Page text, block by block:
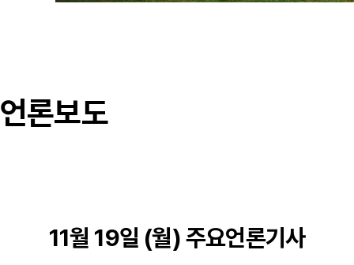
언론보도
11월 19일 (월) 주요언론기사